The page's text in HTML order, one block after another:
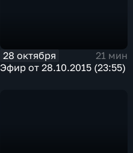
28 октября
21 мин
Эфир от 28.10.2015 (23:55)